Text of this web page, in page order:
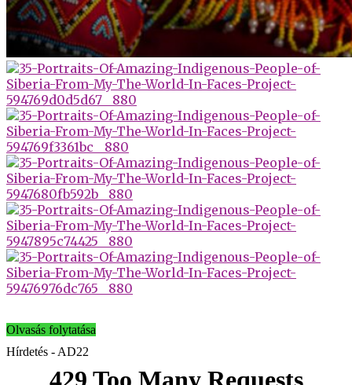
Olvasás folytatása
Hírdetés - AD22